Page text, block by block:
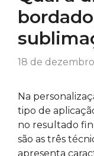
18 de
Na
tipo de
no resultado
são as três
apresenta